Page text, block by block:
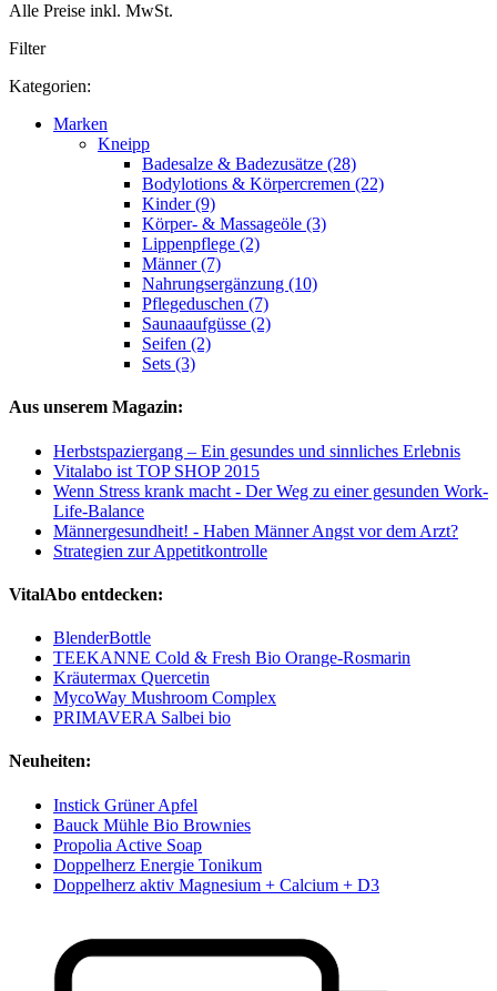
Alle Preise inkl. MwSt.
Filter
Kategorien:
Marken
Kneipp
Badesalze & Badezusätze (28)
Bodylotions & Körpercremen (22)
Kinder (9)
Körper- & Massageöle (3)
Lippenpflege (2)
Männer (7)
Nahrungsergänzung (10)
Pflegeduschen (7)
Saunaaufgüsse (2)
Seifen (2)
Sets (3)
Aus unserem Magazin:
Herbstspaziergang – Ein gesundes und sinnliches Erlebnis
Vitalabo ist TOP SHOP 2015
Wenn Stress krank macht - Der Weg zu einer gesunden Work-
Life-Balance
Männergesundheit! - Haben Männer Angst vor dem Arzt?
Strategien zur Appetitkontrolle
VitalAbo entdecken:
BlenderBottle
TEEKANNE Cold & Fresh Bio Orange-Rosmarin
Kräutermax Quercetin
MycoWay Mushroom Complex
PRIMAVERA Salbei bio
Neuheiten:
Instick Grüner Apfel
Bauck Mühle Bio Brownies
Propolia Active Soap
Doppelherz Energie Tonikum
Doppelherz aktiv Magnesium + Calcium + D3